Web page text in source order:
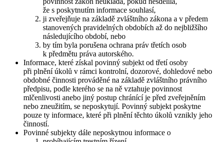
že s poskytnutím informace souhlasí,
ji zveřejňuje na základě zvláštního zákona a v předem
stanovených pravidelných obdobích až do nejbližšího
následujícího období, nebo
by tím byla porušena ochrana práv třetích osob
k předmětu práva autorského.
Informace, které získal povinný subjekt od třetí osoby
při plnění úkolů v rámci kontrolní, dozorové, dohledové nebo
obdobné činnosti prováděné na základě zvláštního právního
předpisu, podle kterého se na ně vztahuje povinnost
mlčenlivosti anebo jiný postup chránící je před zveřejněním
nebo zneužitím, se neposkytují. Povinný subjekt poskytne
pouze ty informace, které při plnění těchto úkolů vznikly jeho
činností.
Povinné subjekty dále neposkytnou informace o